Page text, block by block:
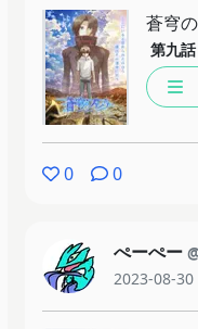
蒼穹
第九話
0 0
ぺーぺー
2023-08-30